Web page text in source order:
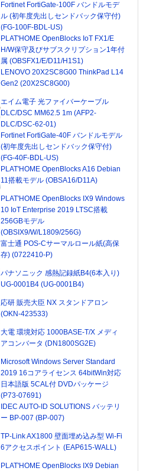
Fortinet FortiGate-100F バンドルモデ
ル (初年度先出しセンドバック保守付)
(FG-100F-BDL-US)
PLAT'HOME OpenBlocks IoT FX1/E
H/W保守及びサブスクリプション1年付
属 (OBSFX1/E/D11/H1S1)
LENOVO 20X2SC8G00 ThinkPad L14
Gen2 (20X2SC8G00)
エイム電子 光ファイバーケーブル
DLC/DSC MM62.5 1m (AFP2-
DLC/DSC-62-01)
Fortinet FortiGate-40F バンドルモデル
(初年度先出しセンドバック保守付)
(FG-40F-BDL-US)
PLAT'HOME OpenBlocks A16 Debian
11搭載モデル (OBSA16/D11A)
PLAT'HOME OpenBlocks IX9 Windows
10 IoT Enterprise 2019 LTSC搭載
256GBモデル
(OBSIX9/W/L1809/256G)
富士通 POS-Cサーマルロール紙(高保
存) (0722410-P)
パナソニック 感熱記録紙B4(6本入り)
UG-0001B4 (UG-0001B4)
応研 販売大臣 NX スタンドアロン
(OKN-423533)
大電 環境対応 1000BASE-T/X メディ
アコンバータ (DN1800SG2E)
Microsoft Windows Server Standard
2019 16コアライセンス 64bitWin対応
日本語版 5CAL付 DVDパッケージ
(P73-07691)
IDEC AUTO-ID SOLUTIONS バッテリ
ー BP-007 (BP-007)
TP-Link AX1800 壁面埋め込み型 Wi-Fi
6アクセスポイント (EAP615-WALL)
PLAT'HOME OpenBlocks IX9 Debian